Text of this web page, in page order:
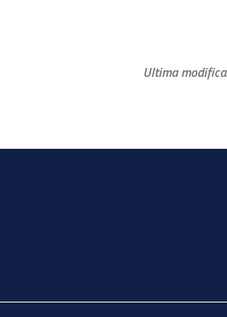
Ultima modifica